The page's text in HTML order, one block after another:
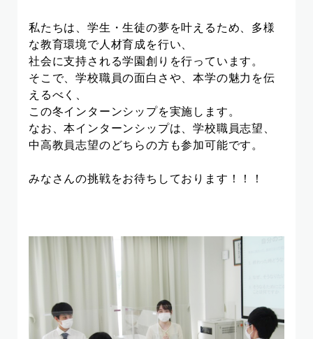
私たちは、学生・生徒の夢を叶えるため、多様
な教育環境で人材育成を行い、
社会に支持される学園創りを行っています。
そこで、学校職員の面白さや、本学の魅力を伝
えるべく、
この冬インターンシップを実施します。
なお、本インターンシップは、学校職員志望、
中高教員志望のどちらの方も参加可能です。
みなさんの挑戦をお待ちしております！！！